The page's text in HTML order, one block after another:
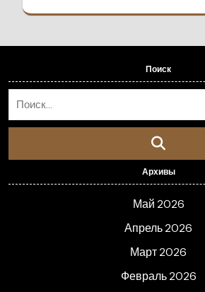
Поиск
Архивы
Май 2026
Апрель 2026
Март 2026
Февраль 2026